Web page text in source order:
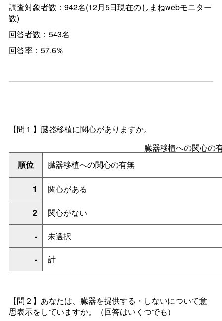
調査対象者数：942名(12月5日現在のしまねwebモニター
数)
回答者数：543名
回答率：57.6％
【問１】臓器移植に関心がありますか。
臓器移植への関心の
順位
臓器移植への関心の有無
1 関心がある
2 関心がない
- 未選択
- 計
【問２】あなたは、臓器を提供する・しないについて意
思表示をしていますか。（回答はいくつでも）